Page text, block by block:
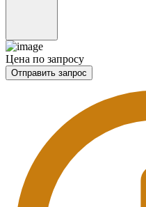
Цена по запросу
Отправить запрос